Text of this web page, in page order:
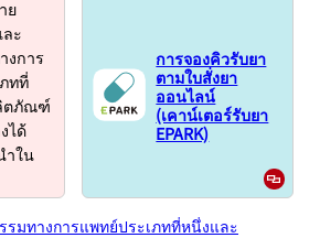
ย
ะ
งการ
ทที่
ตภัณฑ์
ได้
ำใน
การจองคิวรับยา
ตามใบสั่งยา
ออนไลน์
(เคาน์เตอร์รับยา
EPARK)
มทางการแพทย์ประเภทที่หนึ่งและ